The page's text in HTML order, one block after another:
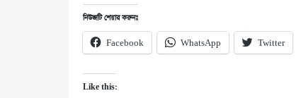
নিউজটি শেয়ার করুনঃ
Facebook WhatsApp Twitter
Like this: